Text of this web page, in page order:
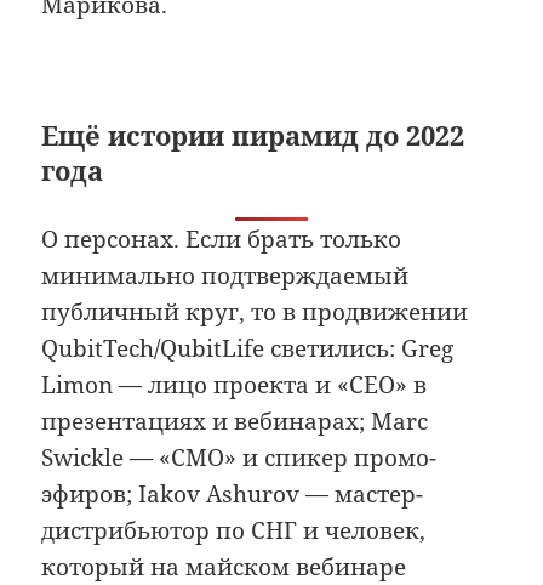
Ещё истории пирамид до 2022
года
О персонах. Если брать только
минимально подтверждаемый
публичный круг, то в продвижении
QubitTech/QubitLife светились: Greg
Limon — лицо проекта и «CEO» в
презентациях и вебинарах; Marc
Swickle — «CMO» и спикер промо-
эфиров; Iakov Ashurov — мастер-
дистрибьютор по СНГ и человек,
который на майском вебинаре